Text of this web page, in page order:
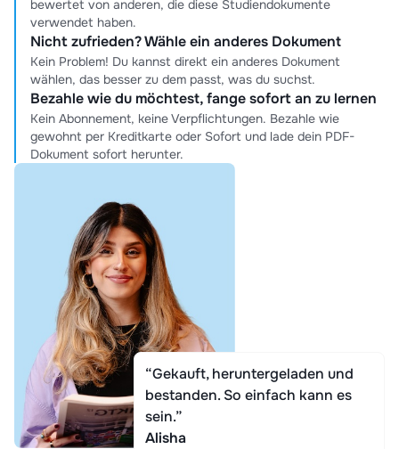
bewertet von anderen, die diese Studiendokumente
verwendet haben.
Nicht zufrieden? Wähle ein anderes Dokument
Kein Problem! Du kannst direkt ein anderes Dokument
wählen, das besser zu dem passt, was du suchst.
Bezahle wie du möchtest, fange sofort an zu lernen
Kein Abonnement, keine Verpflichtungen. Bezahle wie
gewohnt per Kreditkarte oder Sofort und lade dein PDF-
Dokument sofort herunter.
“Gekauft, heruntergeladen und
bestanden. So einfach kann es
sein.”
Alisha